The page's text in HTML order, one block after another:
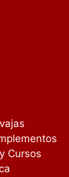
Cursos